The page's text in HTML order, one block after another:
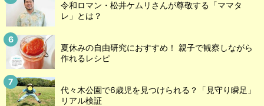
令和ロマン・松井ケムリさんが尊敬する「ママタ
レ」とは？
夏休みの自由研究におすすめ！ 親子で観察しながら
作れるレシピ
代々木公園で6歳児を見つけられる？「見守り瞬足」
リアル検証